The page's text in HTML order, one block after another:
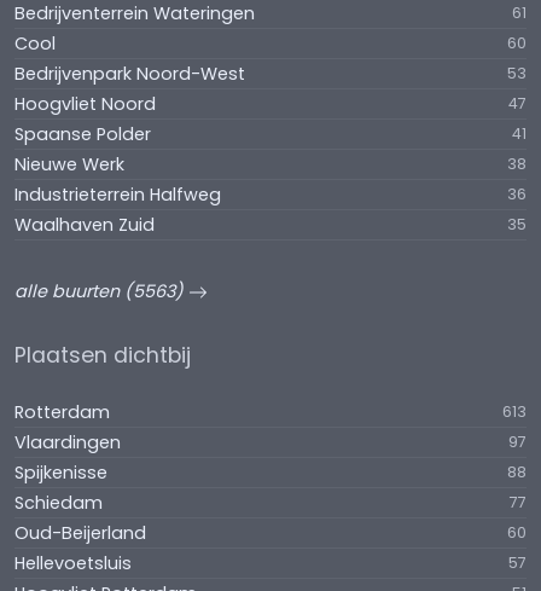
Bedrijventerrein Wateringen 61
Cool 60
Bedrijvenpark Noord-West 53
Hoogvliet Noord 47
Spaanse Polder 41
Nieuwe Werk 38
Industrieterrein Halfweg 36
Waalhaven Zuid 35
alle buurten (5563)
Plaatsen dichtbij
Rotterdam 613
Vlaardingen 97
Spijkenisse 88
Schiedam 77
Oud-Beijerland 60
Hellevoetsluis 57